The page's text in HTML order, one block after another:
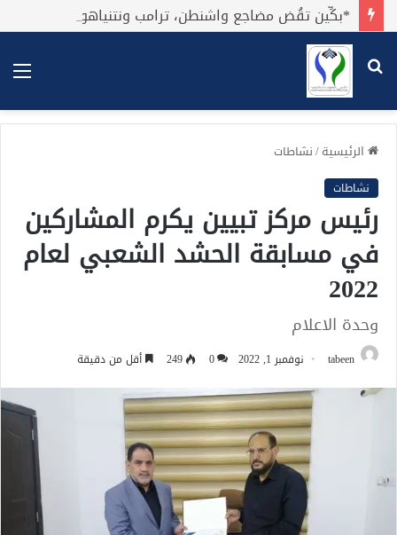
بحث
عن
الرئيسية/نشاطات
نشاطات
رئيس مركز تبيين يكرم المشاركين
في مسابقة الحشد الشعبي لعام
2022
وحدة الاعلام
tabeen نوفمبر 1, 2022 0
249 أقل من دقيقة